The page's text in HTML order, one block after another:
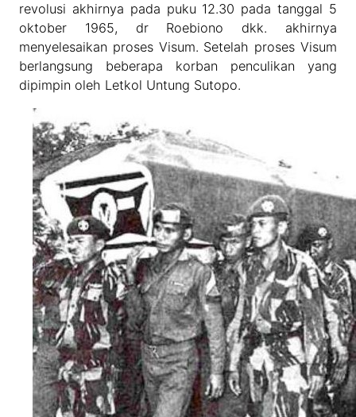
revolusi akhirnya pada puku 12.30 pada tanggal 5
oktober 1965, dr Roebiono dkk. akhirnya
menyelesaikan proses Visum. Setelah proses Visum
berlangsung beberapa korban penculikan yang
dipimpin oleh Letkol Untung Sutopo.